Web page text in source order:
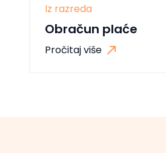
Iz razreda
Obračun plaće
Pročitaj više